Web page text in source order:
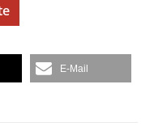
E-Mail